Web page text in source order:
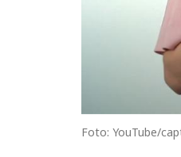
Foto: YouTube/